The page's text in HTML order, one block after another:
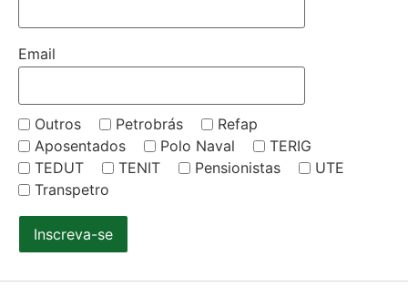
Email
Outros Petrobrás
Refap
Aposentados
Polo Naval
TERIG
TEDUT
TENIT Pensionistas
UTE
Transpetro
Inscreva-se